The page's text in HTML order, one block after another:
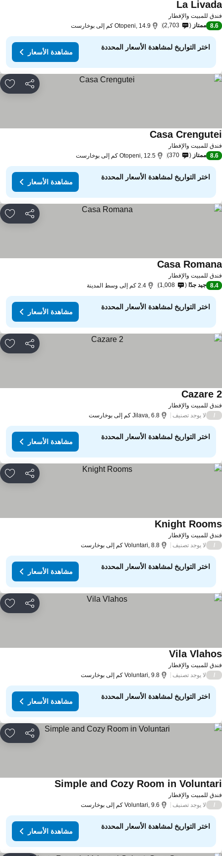
للمبيت والإفطار
La
8.6 ممتاز 2,703 Otopeni, 14.9 كم إلى بوخارست
اختر التواريخ لمشاهدة الأسعار المحددة
مشاهدة الأسعار
مشاركة
للمبيت والإفطار
Casa
8.6 ممتاز 370 Otopeni, 12.5 كم إلى بوخارست
اختر التواريخ لمشاهدة الأسعار المحددة
مشاهدة الأسعار
مشاركة
للمبيت والإفطار
Casa
8.4 جيد جدًا 1,008 2.4 كم إلى وسط المدينة
اختر التواريخ لمشاهدة الأسعار المحددة
مشاهدة الأسعار
مشاركة
للمبيت والإفطار
Cazare
لا يوجد تصنيف Jilava, 6.8 كم إلى بوخارست
اختر التواريخ لمشاهدة الأسعار المحددة
مشاهدة الأسعار
مشاركة
للمبيت والإفطار
Knight
لا يوجد تصنيف Voluntari, 8.8 كم إلى بوخارست
اختر التواريخ لمشاهدة الأسعار المحددة
مشاهدة الأسعار
مشاركة
للمبيت والإفطار
Vila
لا يوجد تصنيف Voluntari, 9.8 كم إلى بوخارست
اختر التواريخ لمشاهدة الأسعار المحددة
مشاهدة الأسعار
مشاركة
للمبيت والإفطار
Simple and Cozy Room in
لا يوجد تصنيف Voluntari, 9.6 كم إلى بوخارست
اختر التواريخ لمشاهدة الأسعار المحددة
مشاهدة الأسعار